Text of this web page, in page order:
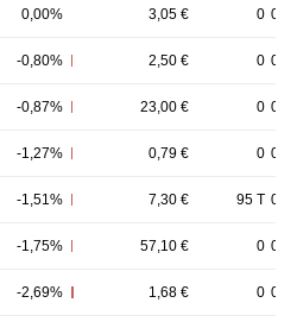
0,00% 3,05 € 0
-0,80% 2,50 € 0
-0,87% 23,00 € 0
-1,27% 0,79 € 0
-1,51% 7,30 € 95 T
-1,75% 57,10 € 0
-2,69% 1,68 € 0